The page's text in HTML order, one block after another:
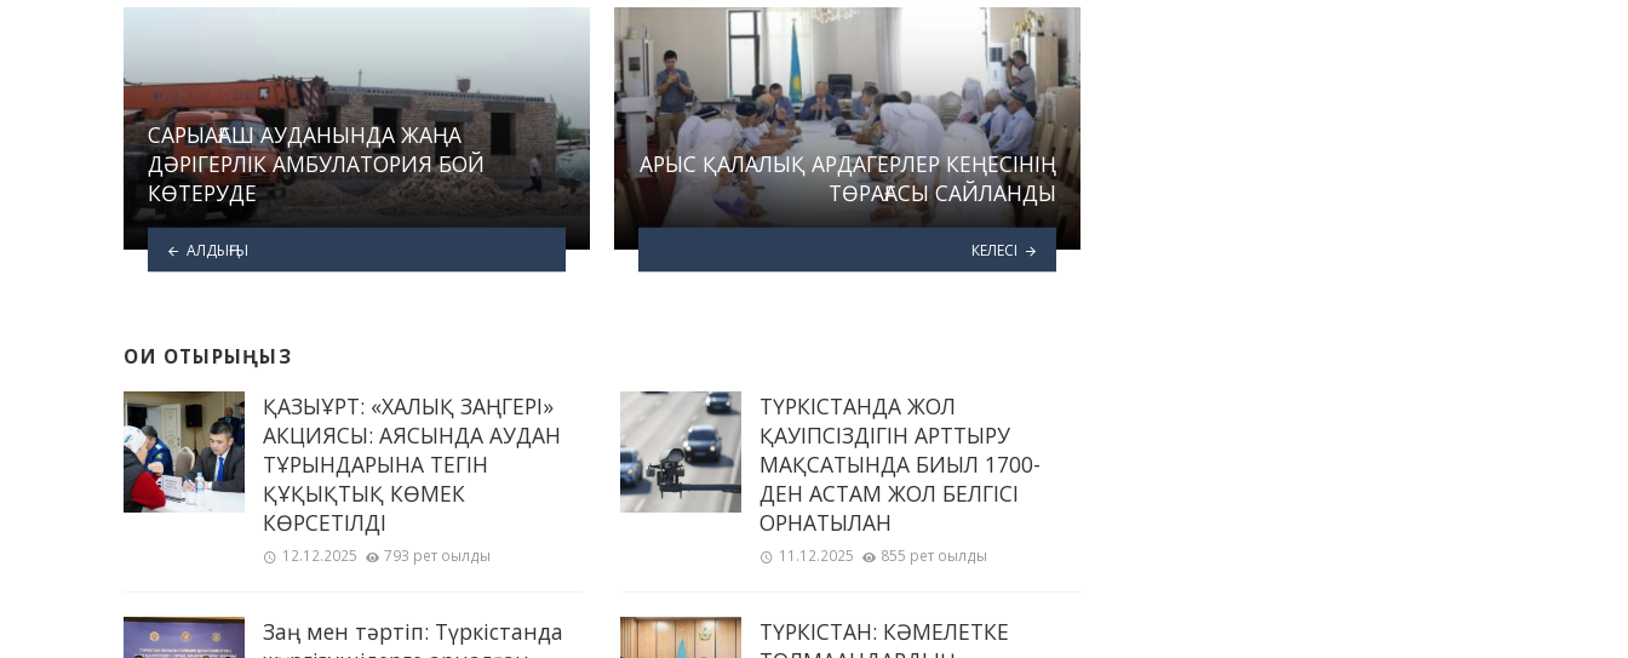
САРЫАҒАШ АУДАНЫНДА ЖАҢА
ДӘРІГЕРЛІК АМБУЛАТОРИЯ БОЙ
КӨТЕРУДЕ
АЛДЫҢҒЫ
АРЫС ҚАЛАЛЫҚ АРДАГЕРЛЕР КЕҢЕСІНІҢ
ТӨРАҒАСЫ САЙЛАНДЫ
КЕЛЕСІ
ОҚИ ОТЫРЫҢЫЗ
ҚАЗЫҒҰРТ: «ХАЛЫҚ ЗАҢГЕРІ»
АКЦИЯСЫ: АЯСЫНДА АУДАН
ТҰРҒЫНДАРЫНА ТЕГІН
ҚҰҚЫҚТЫҚ КӨМЕК
КӨРСЕТІЛДІ
12.12.2025 793 рет оқылды
Заң мен тәртіп: Түркістанда
ТҮРКІСТАНДА ЖОЛ
ҚАУІПСІЗДІГІН АРТТЫРУ
МАҚСАТЫНДА БИЫЛ 1700-
ДЕН АСТАМ ЖОЛ БЕЛГІСІ
ОРНАТЫЛҒАН
11.12.2025 855 рет оқылды
ТҮРКІСТАН: КӘМЕЛЕТКЕ